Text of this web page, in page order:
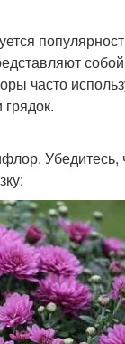
часто
Убедитесь,